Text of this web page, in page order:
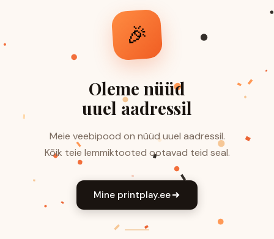
🎉
Oleme nüüd
uuel aadressil
Meie veebipood on nüüd uuel aadressil.
Kõik teie lemmiktooted ootavad teid seal.
Mine printplay.ee